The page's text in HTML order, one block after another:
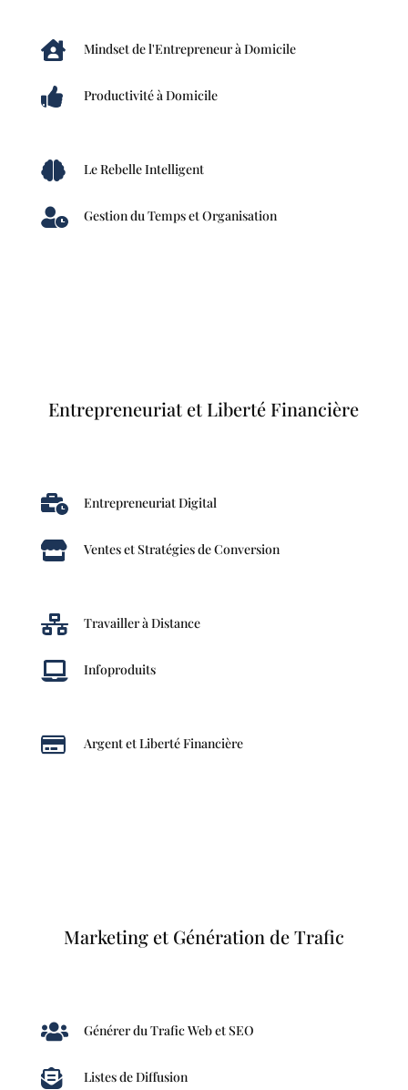
 Mindset de l'Entrepreneur à Domicile
 Productivité à Domicile
 Le Rebelle Intelligent
 Gestion du Temps et Organisation
Entrepreneuriat et Liberté Financière
 Entrepreneuriat Digital
 Ventes et Stratégies de Conversion
 Travailler à Distance
 Infoproduits
 Argent et Liberté Financière
Marketing et Génération de Trafic
 Générer du Trafic Web et SEO
 Listes de Diffusion